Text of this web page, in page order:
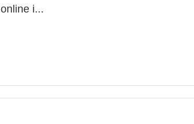
online i...